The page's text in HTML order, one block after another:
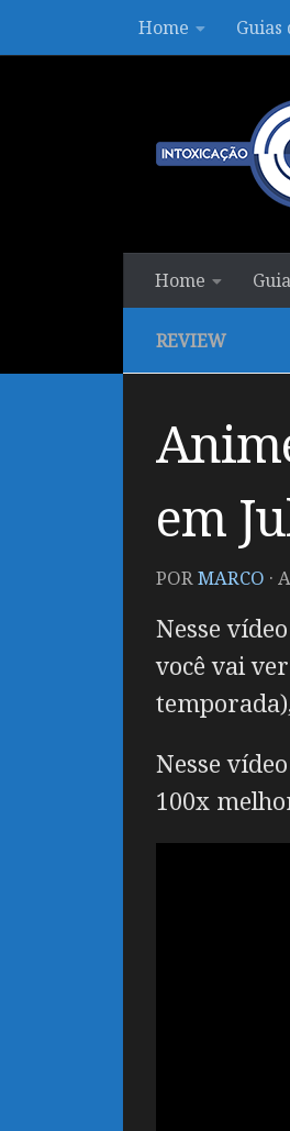
Skip to contentHome
Home
REVIEW
em
PORMARCO ·
Nesse
você vai
Nesse
100x